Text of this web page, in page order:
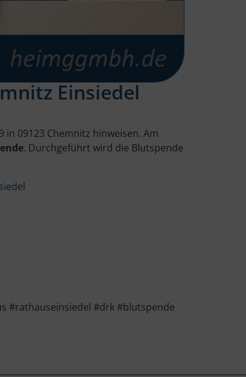
Einsiedel
09123 Chemnitz hinweisen. Am
. Durchgeführt wird die Blutspende
#rathauseinsiedel #drk #blutspende